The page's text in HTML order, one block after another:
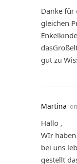
Danke für
gleichen
gut zu
Martina on
Hallo ,
WIr
bei uns
gestellt